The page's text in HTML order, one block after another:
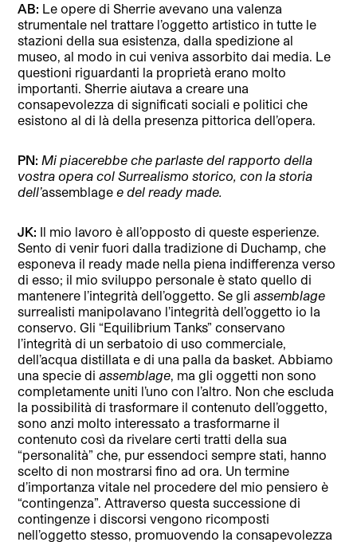
AB: Le opere di Sherrie avevano una valenza
strumentale nel trattare l’oggetto artistico in tutte le
stazioni della sua esistenza, dalla spedizione al
museo, al modo in cui veniva assorbito dai media. Le
questioni riguardanti la proprietà erano molto
importanti. Sherrie aiutava a creare una
consapevolezza di significati sociali e politici che
esistono al di là della presenza pittorica dell’opera.
PN: Mi piacerebbe che parlaste del rapporto della
vostra opera col Surrealismo storico, con la storia
dell’assemblage e del ready made.
JK: Il mio lavoro è all’opposto di queste esperienze.
Sento di venir fuori dalla tradizione di Duchamp, che
esponeva il ready made nella piena indifferenza verso
di esso; il mio sviluppo personale è stato quello di
mantenere l’integrità dell’oggetto. Se gliassemblage
surrealisti manipolavano l’integrità dell’oggetto io la
conservo. Gli “Equilibrium Tanks” conservano
l’integrità di un serbatoio di uso commerciale,
dell’acqua distillata e di una palla da basket. Abbiamo
una specie diassemblage, ma gli oggetti non sono
completamente uniti l’uno con l’altro. Non che escluda
la possibilità di trasformare il contenuto dell’oggetto,
sono anzi molto interessato a trasformarne il
contenuto così da rivelare certi tratti della sua
“personalità” che, pur essendoci sempre stati, hanno
scelto di non mostrarsi fino ad ora. Un termine
d’importanza vitale nel procedere del mio pensiero è
“contingenza”. Attraverso questa successione di
contingenze i discorsi vengono ricomposti
nell’oggetto stesso, promuovendo la consapevolezza